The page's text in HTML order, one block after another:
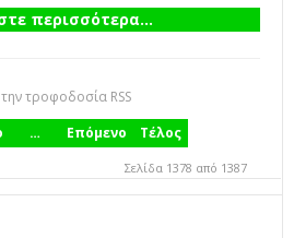
περισσότερα...
τροφοδοσία RSS
… Επόμενο Τέλος
Σελίδα 1378 από 1387